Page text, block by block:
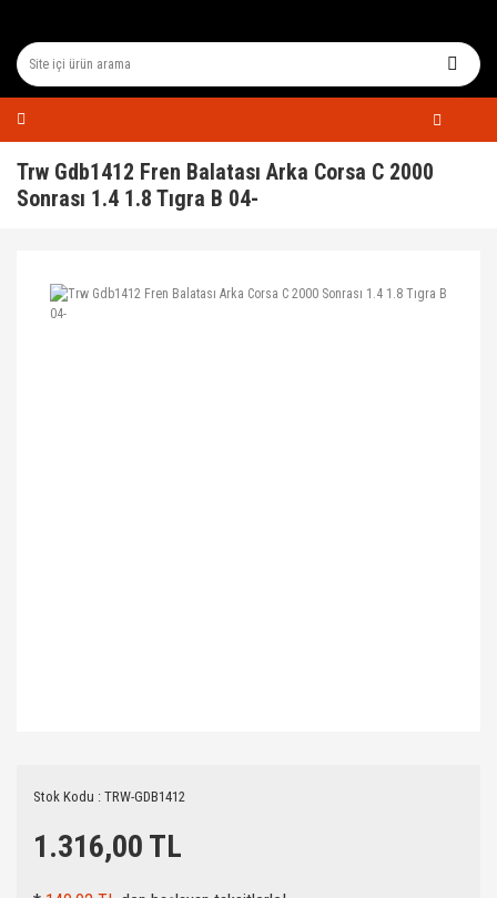
Trw Gdb1412 Fren Balatası Arka Corsa C 2000
Sonrası 1.4 1.8 Tıgra B 04-
Stok Kodu : TRW-GDB1412
1.316,00 TL